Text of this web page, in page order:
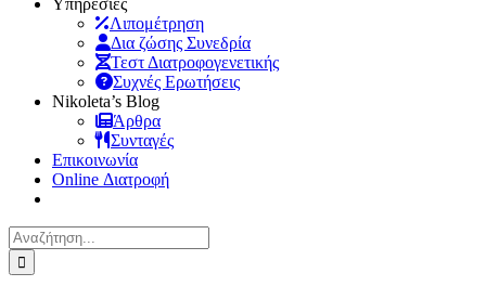
Υπηρεσίες
Λιπομέτρηση
Δια ζώσης Συνεδρία
Τεστ Διατροφογενετικής
Συχνές Ερωτήσεις
Νikoleta’s Blog
Άρθρα
Συνταγές
Επικοινωνία
Online Διατροφή
Αναζήτηση
για: